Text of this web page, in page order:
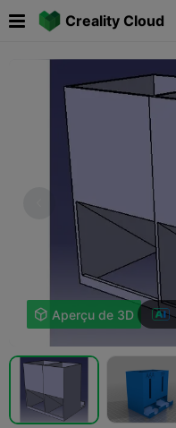
Creality Cloud
 Aperçu de 3D